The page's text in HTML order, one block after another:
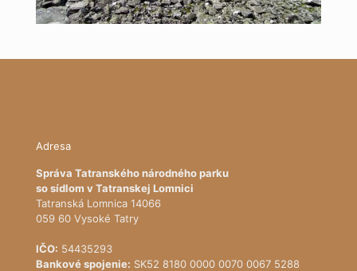
Adresa
Správa Tatranského národného parku
so sídlom v Tatranskej Lomnici
Tatranská Lomnica 14066
059 60 Vysoké Tatry
IČO: 54435293
Bankové spojenie: SK52 8180 0000 0070 0067 5288